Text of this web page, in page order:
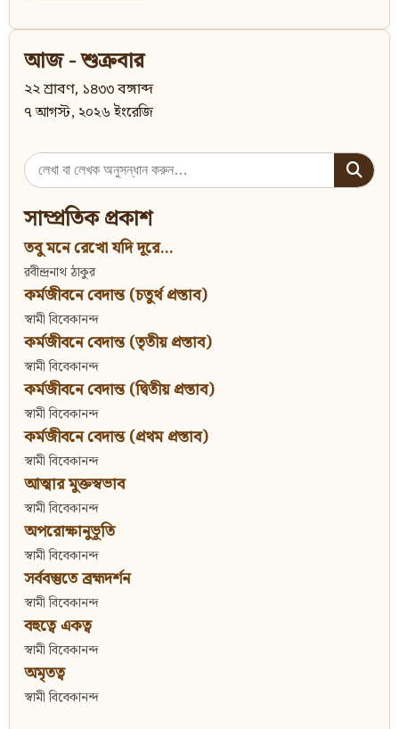
আজ - শুক্রবার
২২ শ্রাবণ, ১৪৩৩ বঙ্গাব্দ
৭ আগস্ট, ২০২৬ ইংরেজি
Search
for:
সাম্প্রতিক প্রকাশ
তবু মনে রেখো যদি দূরে...
রবীন্দ্রনাথ ঠাকুর
কর্মজীবনে বেদান্ত (চতুর্থ প্রস্তাব)
স্বামী বিবেকানন্দ
কর্মজীবনে বেদান্ত (তৃতীয় প্রস্তাব)
স্বামী বিবেকানন্দ
কর্মজীবনে বেদান্ত (দ্বিতীয় প্রস্তাব)
স্বামী বিবেকানন্দ
কর্মজীবনে বেদান্ত (প্রথম প্রস্তাব)
স্বামী বিবেকানন্দ
আত্মার মুক্তস্বভাব
স্বামী বিবেকানন্দ
অপরোক্ষানুভূতি
স্বামী বিবেকানন্দ
সর্ববস্তুতে ব্রহ্মদর্শন
স্বামী বিবেকানন্দ
বহুত্বে একত্ব
স্বামী বিবেকানন্দ
অমৃতত্ব
স্বামী বিবেকানন্দ